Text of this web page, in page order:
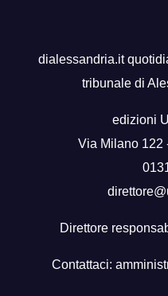
dialessandria.it
tribunale di
edizioni
Via Milano 122
Direttore
Contattaci: